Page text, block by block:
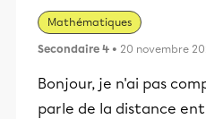
Mathématiques
Secondaire 4 • 20 novembre
Bonjour, je n'ai pas
parle de la distance